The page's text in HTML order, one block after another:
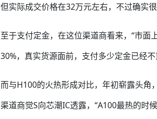
但实际成交价格在32万元左右，不过确实
至于支付定金，在这位渠道商看来，“市
30%，真实货源面前，支付多少定金已经
而与H100的火热形成对比，年初崭露头角
渠道商觉S向芯潮IC透露，“A100最热的时